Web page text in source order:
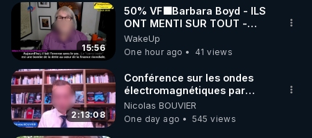
▶ 30 jours gratuit sur l’application de méditation et
de bien-être ENVOL :
Rendez-vous sur https://www.envol.app/code
le code : REGENERE
15:56
50% VF🟩Barbara Boyd - ILS
ONT MENTI SUR TOUT -
Jocelyne Traduction
WakeUp
One hour ago
41 views
2:13:08
Conférence sur les ondes
électromagnétiques par
Grégoire Caustru et Bart de
Wever !
Nicolas BOUVIER
One day ago
545 views